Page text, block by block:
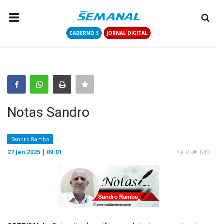
CADERNO S JORNAL DIGITAL
COLUNISTAS
CONTATO
LOGIN
CADASTRAR
JORNAL DIGITAL
Notas Sandro
Sandro Rambo
27 Jan 2025 | 09:01 840
0